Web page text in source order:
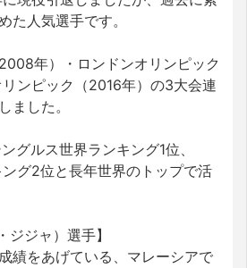
た人気選手です。
年）・ロンドンオリンピック
リンピック（2016年）の3大会連
ました。
グルス世界ランキング1位、
グ2位と長年世界のトップで活
ジジャ）選手】
績をあげている、マレーシアで